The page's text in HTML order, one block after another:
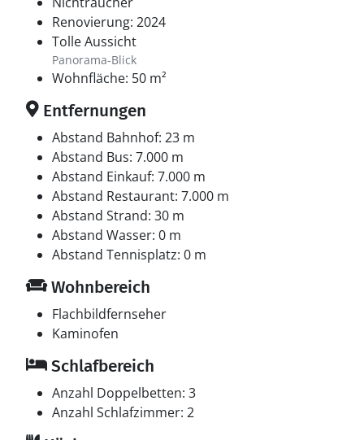
unvergesslichen Urlaub. Ob Sie Ruhe und
Entspannung oder Abenteuer und Aktivitäten suchen,
hier werden Sie fündig. Willkommen zu einem
unvergesslichen Urlaubserlebnis!
Renovierung: 2024
Tolle Aussicht
Panorama-Blick
Wohnfläche: 50 m²
Entfernungen
Abstand Bahnhof: 23 m
Abstand Bus: 7.000 m
Abstand Einkauf: 7.000 m
Abstand Restaurant: 7.000 m
Abstand Strand: 30 m
Abstand Wasser: 0 m
Abstand Tennisplatz: 0 m
Wohnbereich
Flachbildfernseher
Kaminofen
Schlafbereich
Anzahl Doppelbetten: 3
Anzahl Schlafzimmer: 2